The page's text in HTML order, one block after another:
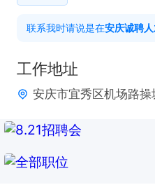
工作时间
有意向者可以电话联系，
才网上看到的～
联系我时请说是在安庆诚聘
工作地址
安庆市宜秀区机场路操